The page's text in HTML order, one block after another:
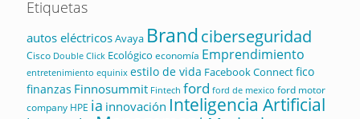
Etiquetas
autos eléctricosAvaya Brandciberseguridad
Cisco Double Click Ecológico economía Emprendimiento
entretenimiento equinix estilo de vida Facebook Connectfico
finanzas Finnosummit Fintech ford ford de mexico ford motor
company HPE ia innovación Inteligencia Artificial